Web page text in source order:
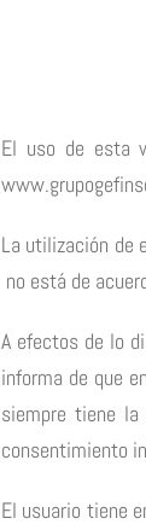
El uso de esta
La utilización de
no está de
A efectos de lo
informa de que
siempre tiene
consentimiento
El usuario tiene